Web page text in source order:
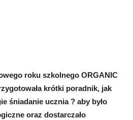
roku szkolnego ORGANIC
krótki poradnik, jak
śniadanie ucznia ? aby było
oraz dostarczało